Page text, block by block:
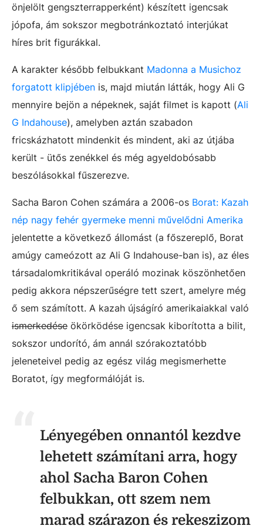
önjelölt gengszterrapperként) készített igencsak
jópofa, ám sokszor megbotránkoztató interjúkat
híres brit figurákkal.
A karakter később felbukkant Madonna a Musichoz
forgatott klipjében is, majd miután látták, hogy Ali G
mennyire bejön a népeknek, saját filmet is kapott (Ali
G Indahouse), amelyben aztán szabadon
fricskázhatott mindenkit és mindent, aki az útjába
került - ütős zenékkel és még agyeldobósabb
beszólásokkal fűszerezve.
Sacha Baron Cohen számára a 2006-os Borat: Kazah
nép nagy fehér gyermeke menni művelődni Amerika
jelentette a következő állomást (a főszereplő, Borat
amúgy cameózott az Ali G Indahouse-ban is), az éles
társadalomkritikával operáló mozinak köszönhetően
pedig akkora népszerűségre tett szert, amelyre még
ő sem számított. A kazah újságíró amerikaiakkal való
ismerkedése ökörködése igencsak kiborította a bilit,
sokszor undorító, ám annál szórakoztatóbb
jeleneteivel pedig az egész világ megismerhette
Boratot, így megformálóját is.
Lényegében onnantól kezdve
lehetett számítani arra, hogy
ahol Sacha Baron Cohen
felbukkan, ott szem nem
marad szárazon és rekeszizom